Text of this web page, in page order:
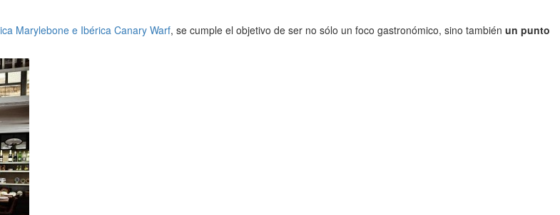
Marylebone e Ibérica Canary Warf, se cumple el objetivo de ser no sólo un foco gastronómico, sino también un punto